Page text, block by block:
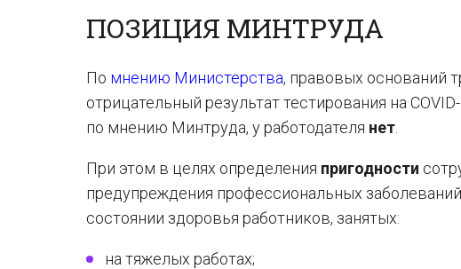
ПОЗИЦИЯ МИНТРУДА
По мнению Министерства, правовых оснований
отрицательный результат тестирования на
по мнению Минтруда, у работодателя нет
При этом в целях определения пригодности
предупреждения профессиональных
состоянии здоровья работников, занятых:
на тяжелых работах;